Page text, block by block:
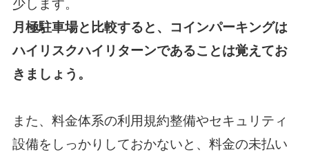
少します。
月極駐車場と比較すると、コインパーキングは
ハイリスクハイリターンであることは覚えてお
きましょう。
また、料金体系の利用規約整備やセキュリティ
設備をしっかりしておかないと、 料金の未払い